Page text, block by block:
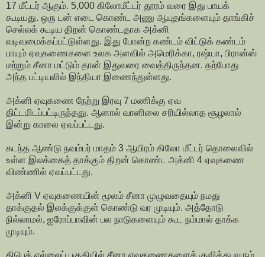
17 மீட்டர் ஆகும். 5,000 கிலோமீட்டர் தூரம் வரை இது பாயக்
கூடியது. ஒரு டன் எடை கொண்ட அணு ஆயுதங்களையும் தாங்கிச்
செல்லக் கூடிய திறன் கொண்டதாக அக்னி
வடிவமைக்கப்பட்டுள்ளது. இது போன்ற கண்டம் விட்டுக் கண்டம்
பாயும் ஏவுகணைகளை உலக அளவில் அமெரிக்கா, ரஷ்யா, பிரான்ஸ்
மற்றும் சீனா மட்டும் தான் இதுவரை வைத்திருந்தன. தற்போது
அந்த பட்டியலில் இந்தியா இணைந்துள்ளது.
அக்னி ஏவுகணை நேற்று இரவு 7 மணிக்கு ஏவ
திட்டமிடப்பட்டிருந்தது. ஆனால் வானிலை சரியில்லாத சூழலால்
இன்று காலை ஏவப்பட்டது.
கடந்த ஆண்டு நவம்பர் மாதம் 3 ஆயிரம் கிலோ மீட்டர் தொலைவில்
உள்ள இலக்கைத் தாக்கும் திறன் கொண்ட அக்னி 4 ஏவுகணை
விண்ணில் ஏவப்பட்டது.
அக்னி V ஏவுகணையின் மூலம் சீனா முழுவதையும் நமது
தாக்குதல் இலக்குக்குள் கொண்டு வர முடியும். அத்தோடு
நில்லாமல், ஐரோப்பாவின் பல நாடுகளையும் கூட நம்மால் தாக்க
முடியும்.